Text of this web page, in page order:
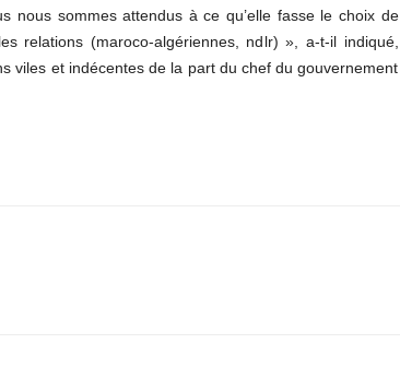
nous sommes attendus à ce qu’elle fasse le choix de
relations (maroco-algériennes, ndlr) », a-t-il indiqué,
viles et indécentes de la part du chef du gouvernement